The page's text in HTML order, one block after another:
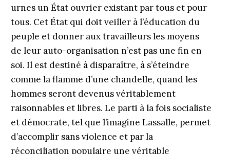
urnes un État ouvrier existant par tous et pour
tous. Cet État qui doit veiller à l’éducation du
peuple et donner aux travailleurs les moyens
de leur auto-organisation n’est pas une fin en
soi. Il est destiné à disparaître, à s’éteindre
comme la flamme d’une chandelle, quand les
hommes seront devenus véritablement
raisonnables et libres. Le parti à la fois socialiste
et démocrate, tel que l’imagine Lassalle, permet
d’accomplir sans violence et par la
réconciliation populaire une véritable